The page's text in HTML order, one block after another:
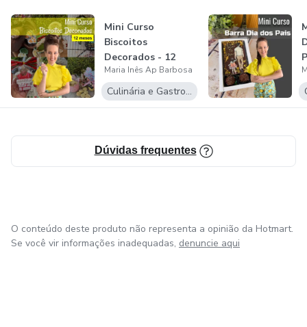
Mini Curso
Biscoitos
Decorados - 12
MESES
Maria Inês Ap Barbosa
Culinária e Gastronomia
Dúvidas frequentes
O conteúdo deste produto não representa a opinião da Hotmart.
Se você vir informações inadequadas, denuncie aqui